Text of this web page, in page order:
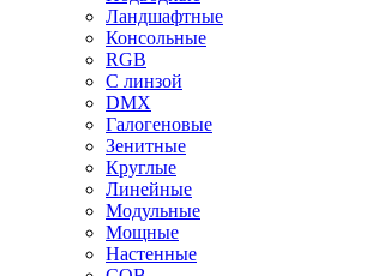
Ландшафтные
Консольные
RGB
С линзой
DMX
Галогеновые
Зенитные
Круглые
Линейные
Модульные
Мощные
Настенные